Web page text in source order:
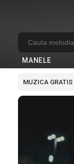
MANELE
MUZICA GRATIS